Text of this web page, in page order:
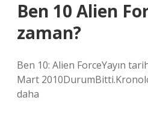
Ben 10 Alien
zaman?
Ben 10: Alien ForceYayın
Mart
daha